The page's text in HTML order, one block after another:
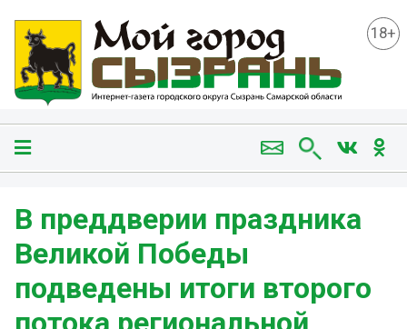
18+
В преддверии праздника
Великой Победы
подведены итоги второго